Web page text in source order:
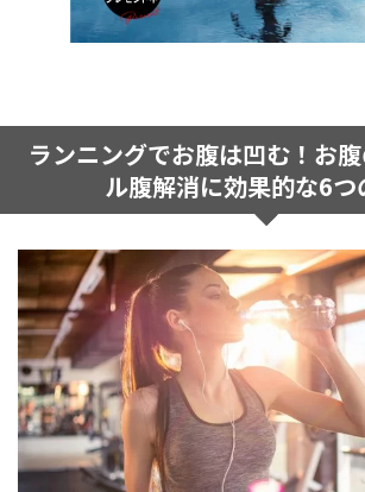
ランニングでお腹は凹む！お
ル腹解消に効果的な6つ